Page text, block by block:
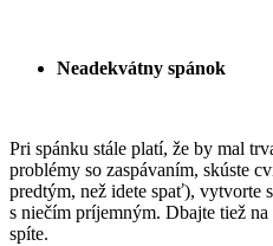
Neadekvátny spánok
Pri spánku stále platí, že by mal
problémy so zaspávaním, skúste
predtým, než idete spať), vytvorte
s niečím príjemným. Dbajte tiež
spíte.